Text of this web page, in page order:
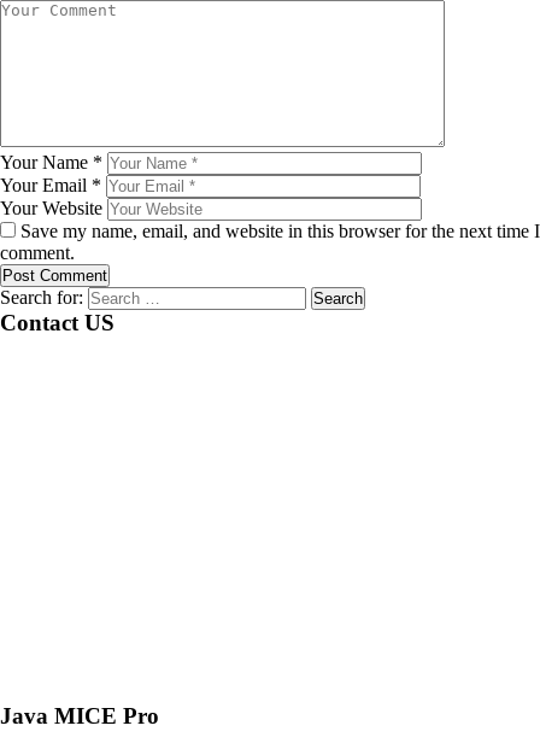
Your Name *
Your Email *
Your Website
Save my name, email, and website in this browser for the next time I
comment.
Search for:
Contact US
Java MICE Pro